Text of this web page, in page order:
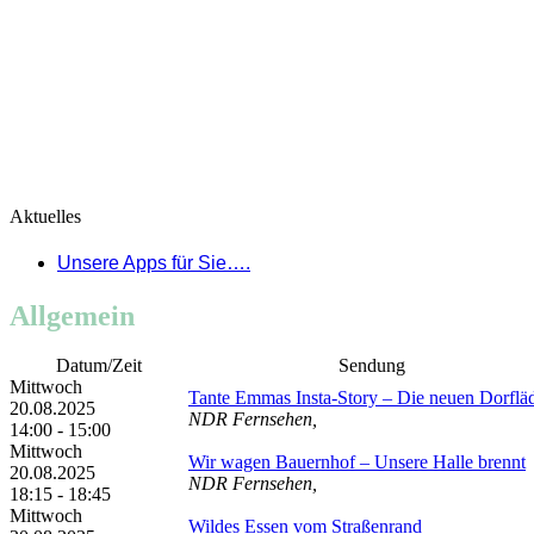
Aktuelles
Unsere Apps für Sie….
Allgemein
Datum/Zeit
Sendung
Mittwoch
20.08.2025
14:00 - 15:00
Tante Emmas Insta-Story – Die neuen
NDR Fernsehen,
Mittwoch
20.08.2025
18:15 - 18:45
Wir wagen Bauernhof – Unsere Halle brennt
NDR Fernsehen,
Mittwoch
Wildes Essen vom Straßenrand